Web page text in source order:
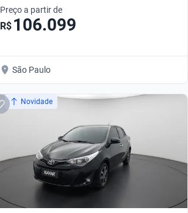
Preço a partir de
R$ 106.099
São Paulo
Novidade